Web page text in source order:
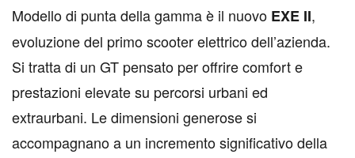
Modello di punta della gamma è il nuovo EXE II,
evoluzione del primo scooter elettrico dell’azienda.
Si tratta di un GT pensato per offrire comfort e
prestazioni elevate su percorsi urbani ed
extraurbani. Le dimensioni generose si
accompagnano a un incremento significativo della